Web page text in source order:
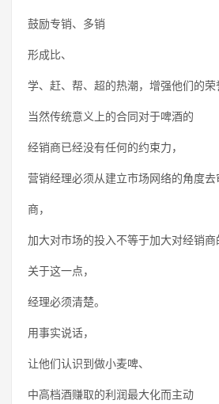
鼓励专销、多销
形成比、
学、赶、帮、超的热潮，增强他们的荣
当然传统意义上的合同对于啤酒的
经销商已经没有任何的约束力，
营销经理必须从建立市场网络的角度去
商，
加大对市场的投入不等于加大对经销商
关于这一点，
经理必须清楚。
用事实说话，
让他们认识到做小麦啤、
中高档酒赚取的利润最大化而主动